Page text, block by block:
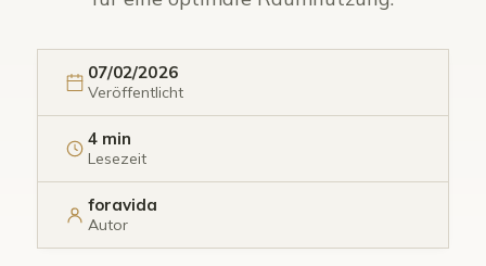
07/02/2026
Veröffentlicht
4 min
Lesezeit
foravida
Autor